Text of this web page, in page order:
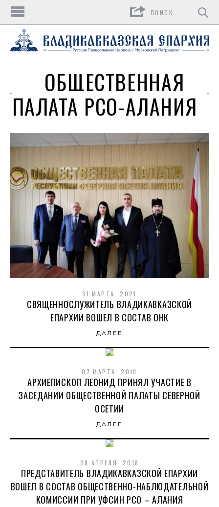
ОБЩЕСТВЕННАЯ
ПАЛАТА РСО-АЛАНИЯ
31 МАРТА, 2021
СВЯЩЕННОСЛУЖИТЕЛЬ ВЛАДИКАВКАЗСКОЙ
ЕПАРХИИ ВОШЕЛ В СОСТАВ ОНК
ДАЛЕЕ
07 МАРТА, 2019
АРХИЕПИСКОП ЛЕОНИД ПРИНЯЛ УЧАСТИЕ В
ЗАСЕДАНИИ ОБЩЕСТВЕННОЙ ПАЛАТЫ СЕВЕРНОЙ
ОСЕТИИ
ДАЛЕЕ
28 АПРЕЛЯ, 2018
ПРЕДСТАВИТЕЛЬ ВЛАДИКАВКАЗСКОЙ ЕПАРХИИ
ВОШЕЛ В СОСТАВ ОБЩЕСТВЕННО-НАБЛЮДАТЕЛЬНОЙ
КОМИССИИ ПРИ УФСИН РСО – АЛАНИЯ